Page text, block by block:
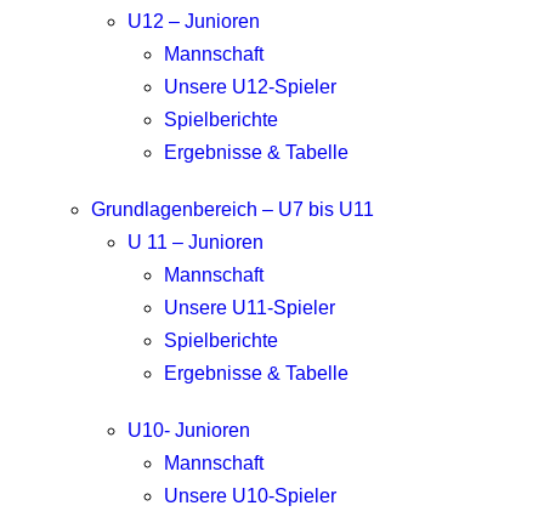
U12 – Junioren
Mannschaft
Unsere U12-Spieler
Spielberichte
Ergebnisse & Tabelle
Grundlagenbereich – U7 bis U11
U 11 – Junioren
Mannschaft
Unsere U11-Spieler
Spielberichte
Ergebnisse & Tabelle
U10- Junioren
Mannschaft
Unsere U10-Spieler